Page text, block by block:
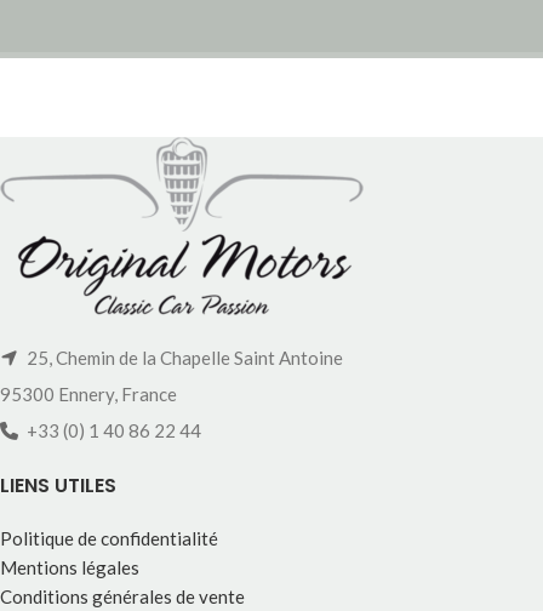
25, Chemin de la Chapelle Saint Antoine
95300 Ennery, France
+33 (0) 1 40 86 22 44
LIENS UTILES
Politique de confidentialité
Mentions légales
Conditions générales de vente